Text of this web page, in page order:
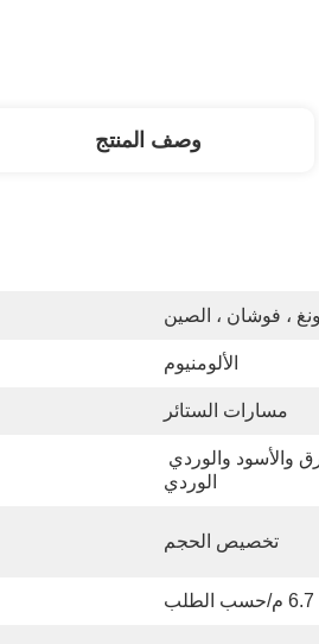
وصف المنتج
، فوشان ، الصين
الألومنيوم
مسارات الستائر
الوردي
تخصيص الحجم
6.7 م/حسب الطلب